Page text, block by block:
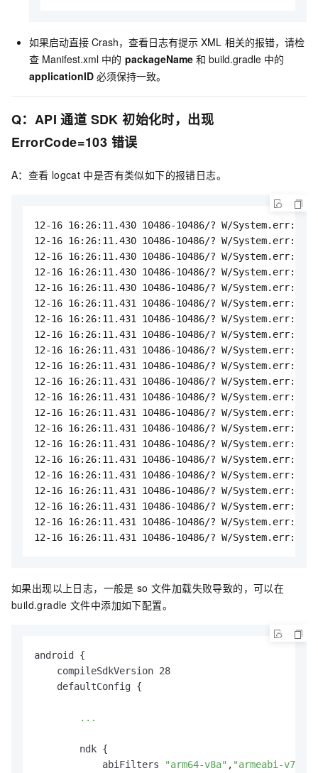
如果启动直接 Crash，查看日志有提示 XML 相关的报错，请检
查 Manifest.xml 中的 packageName 和 build.gradle 中的
applicationID 必须保持一致。
Q：API 通道 SDK 初始化时，出现
ErrorCode=103 错误
A：查看 logcat 中是否有类似如下的报错日志。
12-16 16:26:11.430 10486-10486/? W/System.err:
12-16 16:26:11.430 10486-10486/? W/
12-16 16:26:11.430 10486-10486/? W/System.err:
12-16 16:26:11.430 10486-10486/? W/System.err:
12-16 16:26:11.430 10486-10486/? W/System.err:
12-16 16:26:11.431 10486-10486/? W/System.err:
12-16 16:26:11.431 10486-10486/? W/
12-16 16:26:11.431 10486-10486/? W/
12-16 16:26:11.431 10486-10486/? W/
12-16 16:26:11.431 10486-10486/? W/
12-16 16:26:11.431 10486-10486/? W/System.err:
12-16 16:26:11.431 10486-10486/? W/
12-16 16:26:11.431 10486-10486/? W/
12-16 16:26:11.431 10486-10486/? W/
12-16 16:26:11.431 10486-10486/? W/System.err:
12-16 16:26:11.431 10486-10486/? W/System.err:
12-16 16:26:11.431 10486-10486/? W/System.err:
12-16 16:26:11.431 10486-10486/? W/
12-16 16:26:11.431 10486-10486/? W/
12-16 16:26:11.431 10486-10486/? W/
12-16 16:26:11.431 10486-10486/? W/
如果出现以上日志，一般是 so 文件加载失败导致的，可以在
build.gradle 文件中添加如下配置。
android {
    compileSdkVersion 28
    defaultConfig {
...
        ndk {
            abiFilters
"arm64-v8a" , "armeabi-v7a"